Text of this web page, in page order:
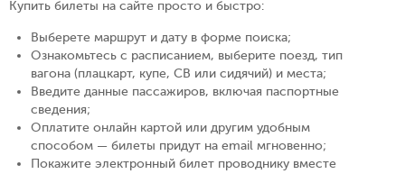
Купить билеты на сайте просто и быстро:
Выберете маршрут и дату в форме поиска;
Ознакомьтесь с расписанием, выберите поезд, тип
вагона (плацкарт, купе, СВ или сидячий) и места;
Введите данные пассажиров, включая паспортные
сведения;
Оплатите онлайн картой или другим удобным
способом — билеты придут на email мгновенно;
Покажите электронный билет проводнику вместе